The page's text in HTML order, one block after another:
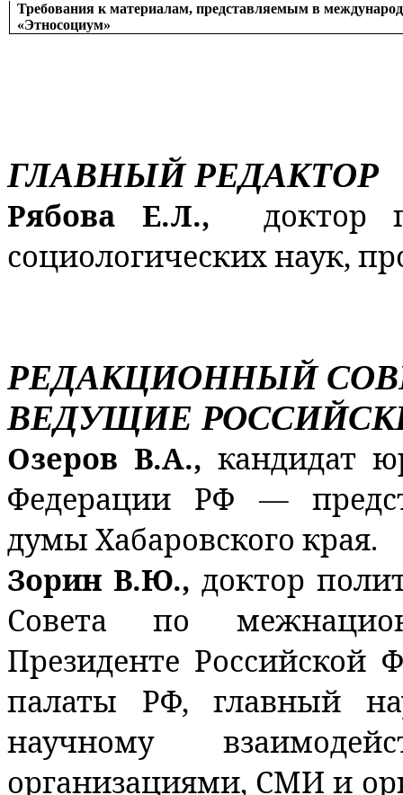
Требования к материалам, представляемым в
«Этносоциум»
ГЛАВНЫЙ РЕДАКТОР
Рябова Е.Л., доктор
социологических наук,
РЕДАКЦИОННЫЙ
ВЕДУЩИЕ
Озеров В.А., кандидат
Федерации РФ —
думы Хабаровского края.
Зорин В.Ю., доктор
Совета по
Президенте Российской
палаты РФ, главный
научному
организациями, СМИ и